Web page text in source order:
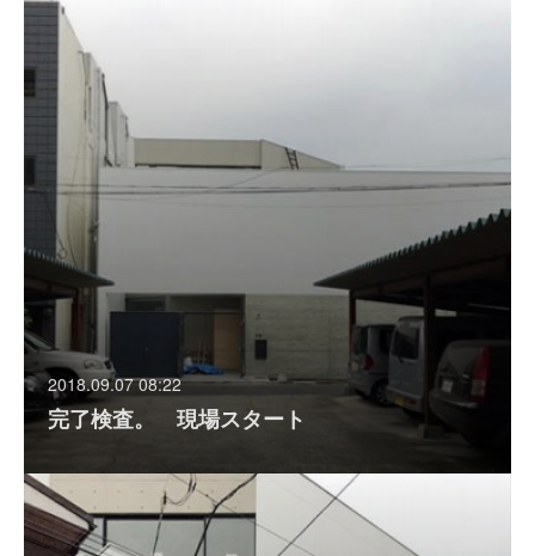
2018.09.07 08:22
完了検査。 現場スタート